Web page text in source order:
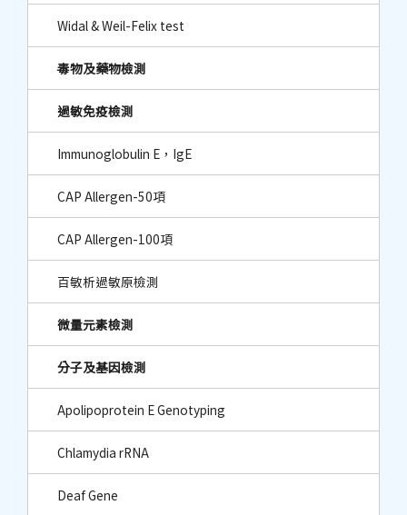
Widal & Weil-Felix test
毒物及藥物檢測
過敏免疫檢測
Immunoglobulin E，IgE
CAP Allergen-50項
CAP Allergen-100項
百敏析過敏原檢測
微量元素檢測
分子及基因檢測
Apolipoprotein E Genotyping
Chlamydia rRNA
Deaf Gene